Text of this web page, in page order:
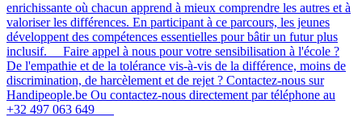
enrichissante où chacun apprend à mieux comprendre les autres et à
valoriser les différences. En participant à ce parcours, les jeunes
développent des compétences essentielles pour bâtir un futur plus
inclusif​​​. Faire appel à nous pour votre sensibilisation à l'école ?
De l'empathie et de la tolérance vis-à-vis de la différence, moins de
discrimination, de harcèlement et de rejet ? Contactez-nous sur
Handipeople.be Ou contactez-nous directement par téléphone au
+32 497 063 649